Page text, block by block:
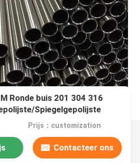
Ronde buis 201 304 316
Spiegelgepolijste
roestvrijstalen buis
Prijs：customization
Contacteer ons